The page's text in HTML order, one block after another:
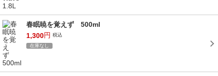
春眠暁を覚えず 500ml
1,300円 税込
在庫なし